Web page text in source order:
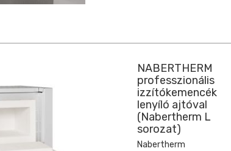
NABERTHERM
professzionális
izzítókemencék
lenyíló ajtóval
(Nabertherm L
sorozat)
Nabertherm